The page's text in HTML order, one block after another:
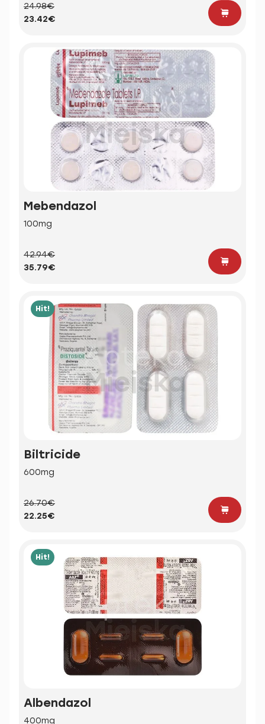
24.98€
23.42€
Mebendazol
100mg
42.94€
35.79€
Hit!
Biltricide
600mg
26.70€
22.25€
Hit!
Albendazol
400mg